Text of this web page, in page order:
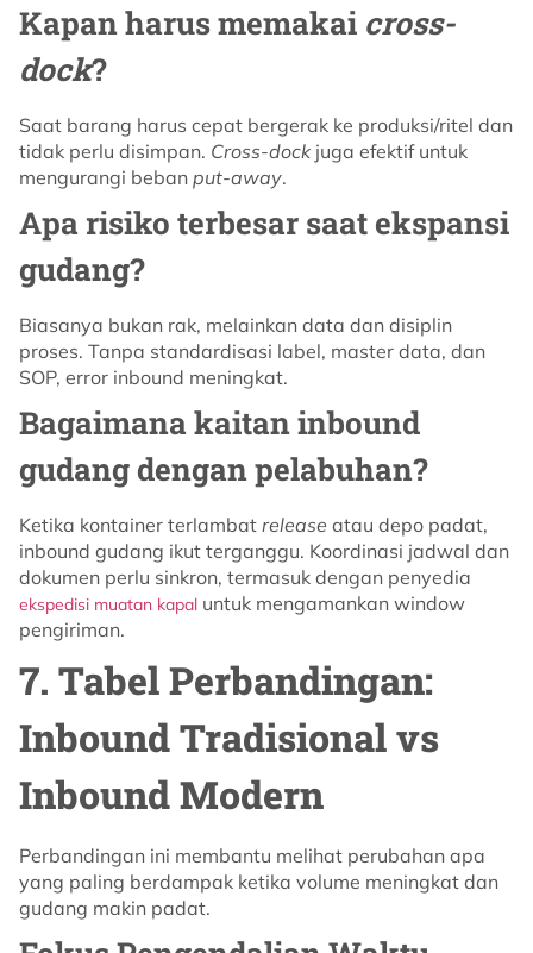
Kapan harus memakai cross-
dock?
Saat barang harus cepat bergerak ke produksi/ritel dan
tidak perlu disimpan. Cross-dock juga efektif untuk
mengurangi beban put-away.
Apa risiko terbesar saat ekspansi
gudang?
Biasanya bukan rak, melainkan data dan disiplin
proses. Tanpa standardisasi label, master data, dan
SOP, error inbound meningkat.
Bagaimana kaitan inbound
gudang dengan pelabuhan?
Ketika kontainer terlambat release atau depo padat,
inbound gudang ikut terganggu. Koordinasi jadwal dan
dokumen perlu sinkron, termasuk dengan penyedia
ekspedisi muatan kapal untuk mengamankan window
pengiriman.
7. Tabel Perbandingan:
Inbound Tradisional vs
Inbound Modern
Perbandingan ini membantu melihat perubahan apa
yang paling berdampak ketika volume meningkat dan
gudang makin padat.